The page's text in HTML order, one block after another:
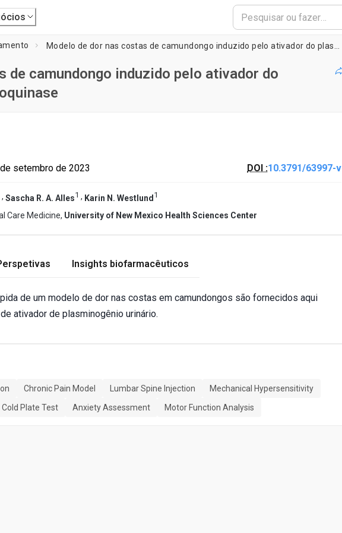
de camundongo induzido pelo ativador do
setembro de 2023 DOI :10.3791/63997-v
, Sascha R. A. Alles1 , Karin N. Westlund 1
Care Medicine, University of New Mexico Health Sciences Center
Insights biofarmacêuticos
de um modelo de dor nas costas em camundongos são fornecidos aqui
ativador de plasminogênio urinário.
Chronic Pain Model Lumbar Spine Injection
Mechanical Hypersensitivity
Cold Plate Test Anxiety Assessment Motor Function Analysis